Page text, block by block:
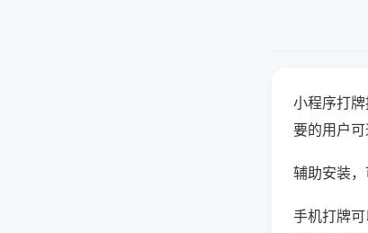
小程序打
要的用户可
辅助安装
手机打牌